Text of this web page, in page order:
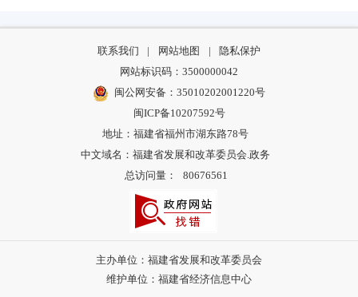
联系我们 | 网站地图 |
隐私保护
网站标识码：3500000042
闽公网安备：35010202001220号
闽ICP备10207592号
地址：福建省福州市湖东路78号
中文域名：福建省发展和改革委员会.政务
总访问量：
80676561
主办单位：福建省发展和改革委员会
维护单位：福建省经济信息中心